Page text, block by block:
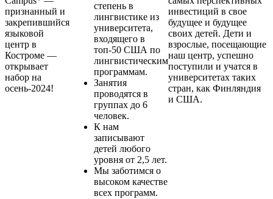
признанный и
закрепившийся
языковой
центр в
Костроме —
открывает
набор на
осень-2024!
степень в
лингвистике из
университета,
входящего в
топ-50 США по
лингвистическим
программам.
Занятия
проводятся в
группах до 6
человек.
К нам
записывают
детей любого
уровня от 2,5 лет.
Мы заботимся о
высоком качестве
всех программ.
инвестиций в свое
будущее и будущее
своих детей. Дети и
взрослые, посещающие
наш центр, успешно
поступили и учатся в
университетах таких
стран, как Финляндия
и США.